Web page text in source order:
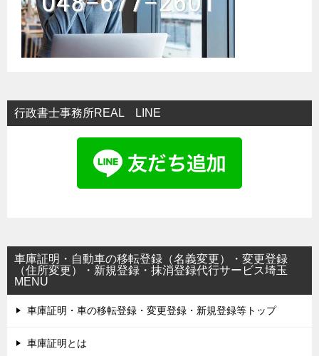
行政書士事務所REAL LINE
車庫証明・自動車の移転登録（名義変更）・変更登録
（住所変更）・新規登録・抹消登録代行サービス埼玉
MENU
車庫証明・車の移転登録・変更登録・新規登録等トップ
車庫証明とは